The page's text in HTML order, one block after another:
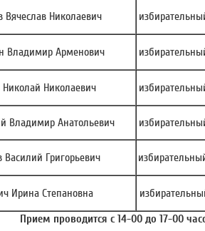
Вячеслав Николаевич
Владимир Арменович
Николай Николаевич
Владимир Анатольевич
Василий Григорьевич
Ирина Степановна
Прием проводится с 14-00 до 17-00